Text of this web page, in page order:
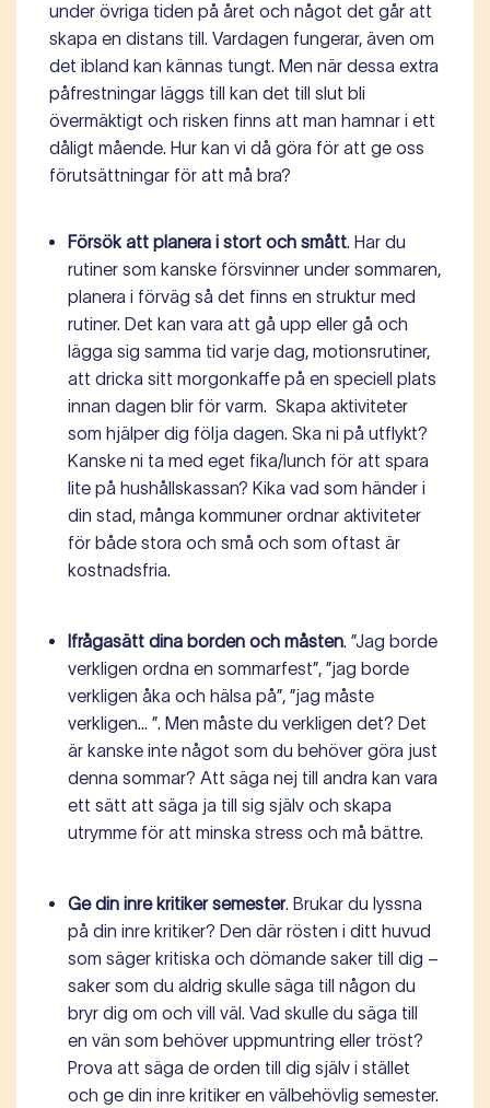
under övriga tiden på året och något det går att
skapa en distans till. Vardagen fungerar, även om
det ibland kan kännas tungt. Men när dessa extra
påfrestningar läggs till kan det till slut bli
övermäktigt och risken finns att man hamnar i ett
dåligt mående. Hur kan vi då göra för att ge oss
förutsättningar för att må bra?
Försök att planera i stort och smått. Har du
rutiner som kanske försvinner under sommaren,
planera i förväg så det finns en struktur med
rutiner. Det kan vara att gå upp eller gå och
lägga sig samma tid varje dag, motionsrutiner,
att dricka sitt morgonkaffe på en speciell plats
innan dagen blir för varm. Skapa aktiviteter
som hjälper dig följa dagen. Ska ni på utflykt?
Kanske ni ta med eget fika/lunch för att spara
lite på hushållskassan? Kika vad som händer i
din stad, många kommuner ordnar aktiviteter
för både stora och små och som oftast är
kostnadsfria.
Ifrågasätt dina borden och måsten. ”Jag borde
verkligen ordna en sommarfest”, ”jag borde
verkligen åka och hälsa på”, ”jag måste
verkligen… ”. Men måste du verkligen det? Det
är kanske inte något som du behöver göra just
denna sommar? Att säga nej till andra kan vara
ett sätt att säga ja till sig själv och skapa
utrymme för att minska stress och må bättre.
Ge din inre kritiker semester. Brukar du lyssna
på din inre kritiker? Den där rösten i ditt huvud
som säger kritiska och dömande saker till dig –
saker som du aldrig skulle säga till någon du
bryr dig om och vill väl. Vad skulle du säga till
en vän som behöver uppmuntring eller tröst?
Prova att säga de orden till dig själv i stället
och ge din inre kritiker en välbehövlig semester.